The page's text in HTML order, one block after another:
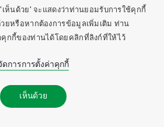
ห็นด้วย' จะแสดงว่าท่านยอมรับการใช้คุกกี้
ยหรือหากต้องการข้อมูลเพิ่มเติม ท่าน
คุกกี้ของท่านได้โดยคลิกที่ลิงก์ที่ให้ไว้
ดการการตั้งค่าคุกกี้
เห็นด้วย